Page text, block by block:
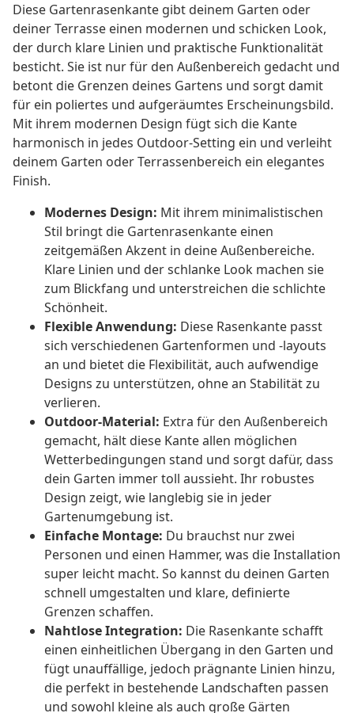
Diese Gartenrasenkante gibt deinem Garten oder
deiner Terrasse einen modernen und schicken Look,
der durch klare Linien und praktische Funktionalität
besticht. Sie ist nur für den Außenbereich gedacht und
betont die Grenzen deines Gartens und sorgt damit
für ein poliertes und aufgeräumtes Erscheinungsbild.
Mit ihrem modernen Design fügt sich die Kante
harmonisch in jedes Outdoor-Setting ein und verleiht
deinem Garten oder Terrassenbereich ein elegantes
Finish.
Modernes Design: Mit ihrem minimalistischen
Stil bringt die Gartenrasenkante einen
zeitgemäßen Akzent in deine Außenbereiche.
Klare Linien und der schlanke Look machen sie
zum Blickfang und unterstreichen die schlichte
Schönheit.
Flexible Anwendung: Diese Rasenkante passt
sich verschiedenen Gartenformen und -layouts
an und bietet die Flexibilität, auch aufwendige
Designs zu unterstützen, ohne an Stabilität zu
verlieren.
Outdoor-Material: Extra für den Außenbereich
gemacht, hält diese Kante allen möglichen
Wetterbedingungen stand und sorgt dafür, dass
dein Garten immer toll aussieht. Ihr robustes
Design zeigt, wie langlebig sie in jeder
Gartenumgebung ist.
Einfache Montage: Du brauchst nur zwei
Personen und einen Hammer, was die Installation
super leicht macht. So kannst du deinen Garten
schnell umgestalten und klare, definierte
Grenzen schaffen.
Nahtlose Integration: Die Rasenkante schafft
einen einheitlichen Übergang in den Garten und
fügt unauffällige, jedoch prägnante Linien hinzu,
die perfekt in bestehende Landschaften passen
und sowohl kleine als auch große Gärten